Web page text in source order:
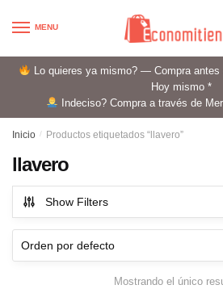
MENU
Lo quieres ya mismo? — Compra
Hoy mismo *
Indeciso? Compra a través de
Inicio / Productos etiquetados “llavero”
llavero
Show Filters
Mostrando el único